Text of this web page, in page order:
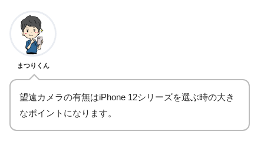
まつりくん
望遠カメラの有無はiPhone 12シリーズを選ぶ時の大き
なポイントになります。